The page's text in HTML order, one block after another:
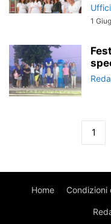
1
1
Home Condizioni